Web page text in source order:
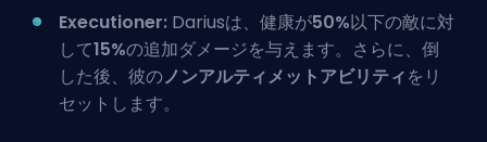
Executioner: Dariusは、健康が50%以下の敵に対
して15%の追加ダメージを与えます。さらに、倒
した後、彼のノンアルティメットアビリティをリ
セットします。